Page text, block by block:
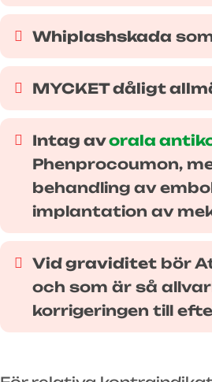
Whiplashskada
MYCKET dåligt
Intag avorala
Phenprocoumon,
behandling av
implantation av
Vid graviditet bör
och som är så
korrigeringen till